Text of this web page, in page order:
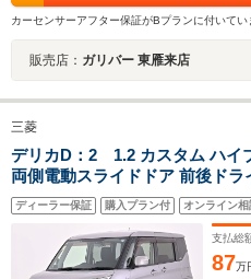
カーセンサーアフター保証がBプランに付いてい
販売店： ガリバー 東雁来店
三菱
デリカD：2 1.2 カスタム ハ
両側電動スライドドア 前後ド
ウォークスルー シートヒーター
滑り防止装置
ディーラー保証 購入プラン付 オンライン相
支払総
87万